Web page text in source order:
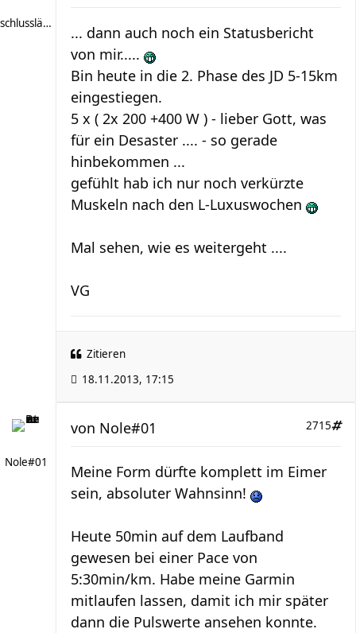
schlussläufer
... dann auch noch ein Statusbericht
von mir.....
Bin heute in die 2. Phase des JD 5-15km
eingestiegen.
5 x ( 2x 200 +400 W ) - lieber Gott, was
für ein Desaster .... - so gerade
hinbekommen ...
gefühlt hab ich nur noch verkürzte
Muskeln nach den L-Luxuswochen
Mal sehen, wie es weitergeht ....
VG
Zitieren
18.11.2013, 17:15
Nole#01
2715
von Nole#01
Meine Form dürfte komplett im Eimer
sein, absoluter Wahnsinn!
Heute 50min auf dem Laufband
gewesen bei einer Pace von
5:30min/km. Habe meine Garmin
mitlaufen lassen, damit ich mir später
dann die Pulswerte ansehen konnte.